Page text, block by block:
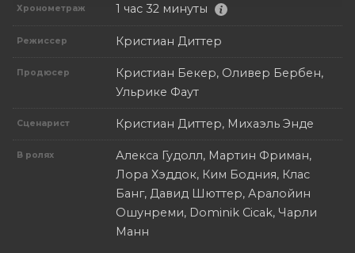
Хронометраж 1 час 32 минуты
Режиссер Кристиан Диттер
Продюсер
Кристиан Бекер, Оливер Бербен,
Ульрике Фаут
Сценарист Кристиан Диттер, Михаэль Энде
В ролях
Алекса Гудолл, Мартин Фриман,
Лора Хэддок, Ким Бодния, Клас
Банг, Давид Шюттер, Аралойин
Ошунреми, Dominik Cicak, Чарли
Манн